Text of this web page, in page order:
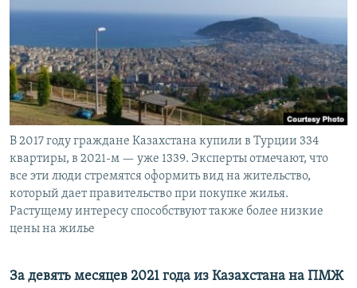
ПОБЕДИТЕЛЕЙ НЕ СУДЯТ?
КРЫМ.НЕПОКОРЕННЫЙ
ELIFBE
УКРАИНСКАЯ ПРОБЛЕМА КРЫМА
ПРИСОЕДИНЯЙТЕСЬ!
Все сайты RFE/RL
В 2017 году граждане Казахстана купили в Турции 334
квартиры, в 2021-м — уже 1339. Эксперты отмечают, что
все эти люди стремятся оформить вид на жительство,
который дает правительство при покупке жилья.
Растущему интересу способствуют также более низкие
цены на жилье
За девять месяцев 2021 года из Казахстана на ПМЖ